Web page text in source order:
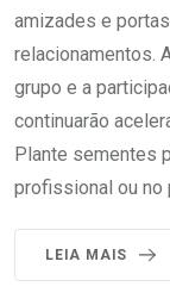
amizades e
relacionamentos.
grupo e a
continuarão
Plante sementes
profissional ou no
LEIA MAIS